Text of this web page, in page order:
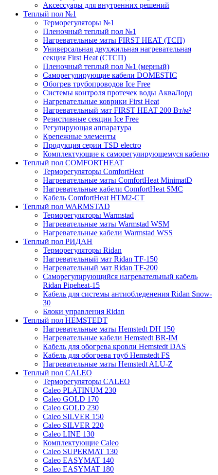
Аксессуары для внутренних решений
Теплый пол №1
Терморегуляторы №1
Пленочный теплый пол №1
Нагревательные маты FIRST HEAT (ТСП)
Универсальная двухжильная нагревательная
секция First Heat (СТСП)
Пленочный теплый пол №1 (мерный)
Саморегулирующие кабели DOMESTIC
Обогрев трубопроводов Ice Free
Системы контроля протечек воды АкваЛорд
Нагревательные коврики First Heat
Нагревательный мат FIRST HEAT 200 Вт/м²
Резистивные секции Ice Free
Регулирующая аппаратура
Крепежные элементы
Продукция серии TSD electro
Комплектующие к саморегулирующемуся кабелю
Теплый пол COMFORTHEAT
Терморегуляторы ComfortHeat
Нагревательные маты ComfortHeat MinimatD
Нагревательные кабели ComfortHeat SMC
Кабель ComfortHeat HTM2-CT
Теплый пол WARMSTAD
Терморегуляторы Warmstad
Нагревательные маты Warmstad WSM
Нагревательные кабели Warmstad WSS
Теплый пол РИДАН
Терморегуляторы Ridan
Нагревательный мат Ridan TF-150
Нагревательный мат Ridan TF-200
Саморегулирующийся нагревательный кабель
Ridan Pipeheat-15
Кабель для системы антиобледенения Ridan Snow-
30
Блоки управления Ridan
Теплый пол HEMSTEDT
Нагревательные маты Hemstedt DH 150
Нагревательные кабели Hemstedt BR-IM
Кабель для обогрева кровли Hemstedt DAS
Кабель для обогрева труб Hemstedt FS
Нагревательные маты Hemstedt ALU-Z
Теплый пол CALEO
Терморегуляторы CALEO
Caleo PLATINUM 230
Caleo GOLD 170
Caleo GOLD 230
Caleo SILVER 150
Caleo SILVER 220
Caleo LINE 130
Комплектующие Caleo
Caleo SUPERMAT 130
Caleo EASYMAT 140
Caleo EASYMAT 180